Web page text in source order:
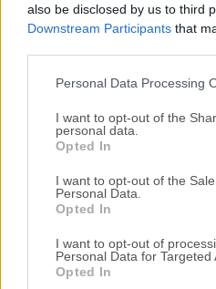
also be disclosed by us to third
Downstream Participants that
Personal Data Processing
I want to opt-out of the
personal data.
Opted In
I want to opt-out of the
Personal Data.
Opted In
I want to opt-out of
Personal Data for Targeted
Opted In
Si tienes alguna pregunta o